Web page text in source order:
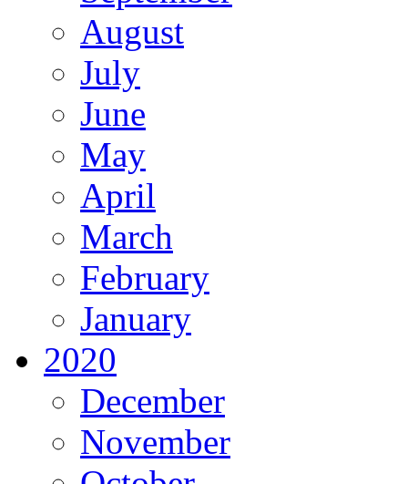
August
July
June
May
April
March
February
January
2020
December
November